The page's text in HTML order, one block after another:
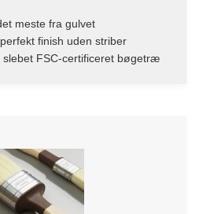
meste fra gulvet
finish uden striber
slebet FSC-certificeret bøgetræ